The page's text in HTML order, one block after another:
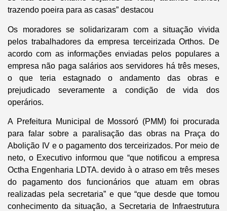
trazendo poeira para as casas” destacou
Os moradores se solidarizaram com a situação vivida
pelos trabalhadores da empresa terceirizada Orthos. De
acordo com as informações enviadas pelos populares a
empresa não paga salários aos servidores há três meses,
o que teria estagnado o andamento das obras e
prejudicado severamente a condição de vida dos
operários.
A Prefeitura Municipal de Mossoró (PMM) foi procurada
para falar sobre a paralisação das obras na Praça do
Abolição IV e o pagamento dos terceirizados. Por meio de
neto, o Executivo informou que “que notificou a empresa
Octha Engenharia LDTA. devido à o atraso em três meses
do pagamento dos funcionários que atuam em obras
realizadas pela secretaria” e que “que desde que tomou
conhecimento da situação, a Secretaria de Infraestrutura